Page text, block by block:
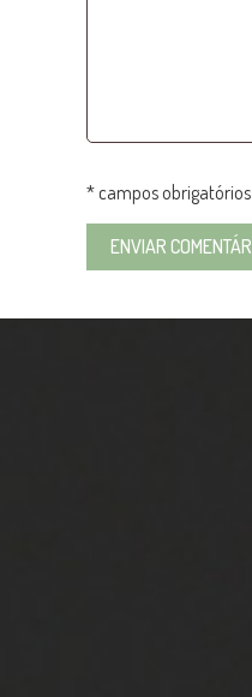
* campos obrigatórios.